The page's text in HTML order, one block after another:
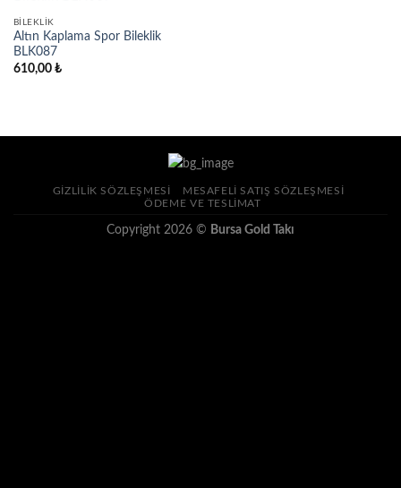
BILEKLIK
Altın Kaplama Spor Bileklik
BLK087
610,00 ₺
GIZLILIK SÖZLEŞMESI
MESAFELI SATIŞ SÖZLEŞMESI
ÖDEME VE TESLIMAT
Copyright 2026 © Bursa Gold Takı